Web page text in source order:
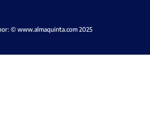
© www.almaquinta.com 2025